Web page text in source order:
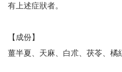
有上述症狀者。
【成份】
薑半夏、天麻、白朮、茯苓、橘